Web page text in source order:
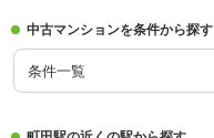
中古マンションを条件から探す
条件一覧